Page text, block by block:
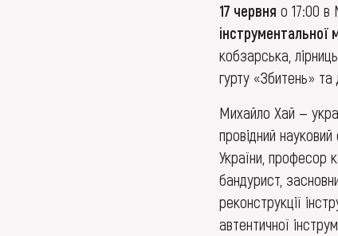
17 червня о 17:00 в
інструментальної
кобзарська,
гурту «Збитень» та
Михайло Хай —
провідний
України, професор
бандурист,
реконструкції
автентичної